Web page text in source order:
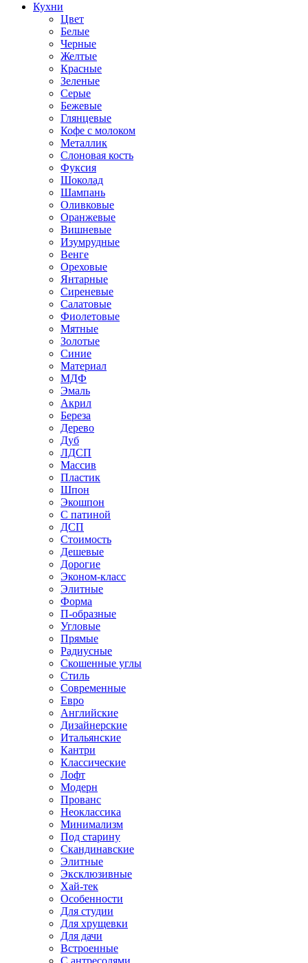
Кухни
Цвет
Белые
Черные
Желтые
Красные
Зеленые
Серые
Бежевые
Глянцевые
Кофе с молоком
Металлик
Слоновая кость
Фуксия
Шоколад
Шампань
Оливковые
Оранжевые
Вишневые
Изумрудные
Венге
Ореховые
Янтарные
Сиреневые
Салатовые
Фиолетовые
Мятные
Золотые
Синие
Материал
МДФ
Эмаль
Акрил
Береза
Дерево
Дуб
ЛДСП
Массив
Пластик
Шпон
Экошпон
С патиной
ДСП
Стоимость
Дешевые
Дорогие
Эконом-класс
Элитные
Форма
П-образные
Угловые
Прямые
Радиусные
Скошенные углы
Стиль
Современные
Евро
Английские
Дизайнерские
Итальянские
Кантри
Классические
Лофт
Модерн
Прованс
Неоклассика
Минимализм
Под старину
Скандинавские
Элитные
Эксклюзивные
Хай-тек
Особенности
Для студии
Для хрущевки
Для дачи
Встроенные
С антресолями